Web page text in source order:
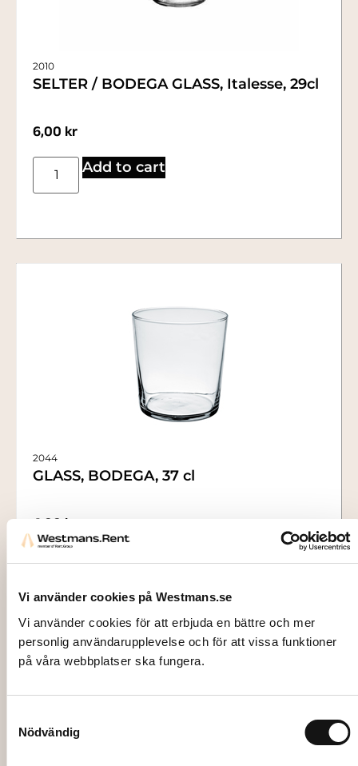
Vi använder cookies på Westmans.se
Vi använder cookies för att erbjuda en bättre och mer
personlig användarupplevelse och för att vissa funktioner
på våra webbplatser ska fungera.
Nödvändig
2010
SELTER / BODEGA GLASS, Italesse, 29cl
6,00 kr
Add to cart
2044
GLASS, BODEGA, 37 cl
4,00 kr